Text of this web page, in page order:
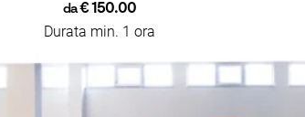
da€ 150.00
Durata min. 1 ora